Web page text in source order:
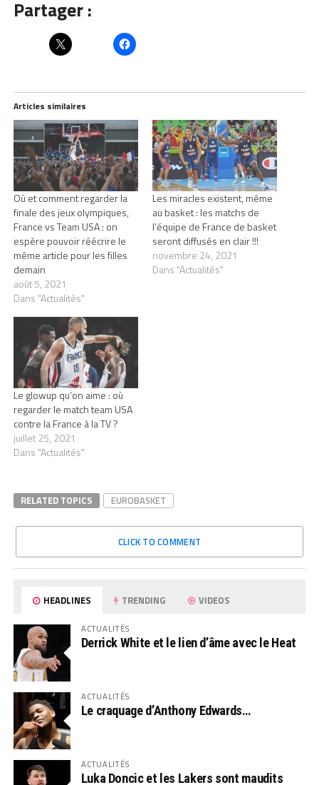
Partager :
Articles similaires
Où et comment regarder la
finale des jeux olympiques,
France vs Team USA : on
espère pouvoir réécrire le
même article pour les filles
demain
août 5, 2021
Dans "Actualités"
Les miracles existent, même
au basket : les matchs de
l’équipe de France de basket
seront diffusés en clair !!!
novembre 24, 2021
Dans "Actualités"
Le glowup qu’on aime : où
regarder le match team USA
contre la France à la TV ?
juillet 25, 2021
Dans "Actualités"
RELATED TOPICS EUROBASKET
CLICK TO COMMENT
HEADLINES TRENDING VIDEOS
ACTUALITÉS
Derrick White et le lien d’âme avec le Heat
ACTUALITÉS
Le craquage d’Anthony Edwards…
ACTUALITÉS
Luka Doncic et les Lakers sont maudits